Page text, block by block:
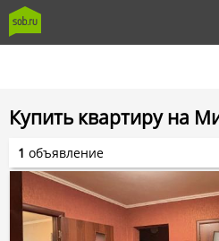
Купить квартиру на
1 объявление